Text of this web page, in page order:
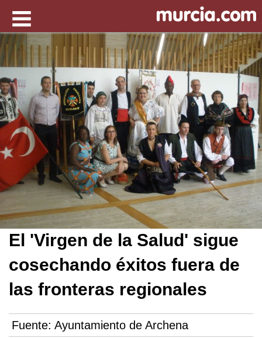
El 'Virgen de la Salud' sigue
cosechando éxitos fuera de
las fronteras regionales
Fuente: Ayuntamiento de Archena